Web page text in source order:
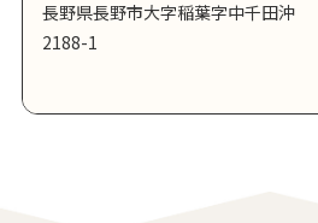
長野県長野市大字稲葉字中千田沖
2188-1